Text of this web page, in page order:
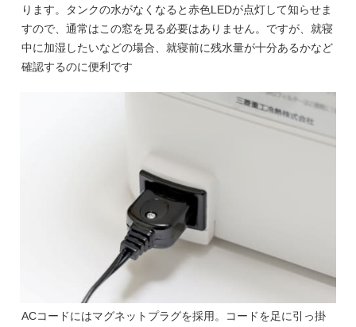
ります。タンクの水がなくなると赤色LEDが点灯して知らせま
すので、通常はこの窓を見る必要はありません。ですが、就寝
中に加湿したいなどの場合、就寝前に残水量が十分あるかなど
確認するのに便利です
ACコードにはマグネットプラグを採用。コードを足に引っ掛